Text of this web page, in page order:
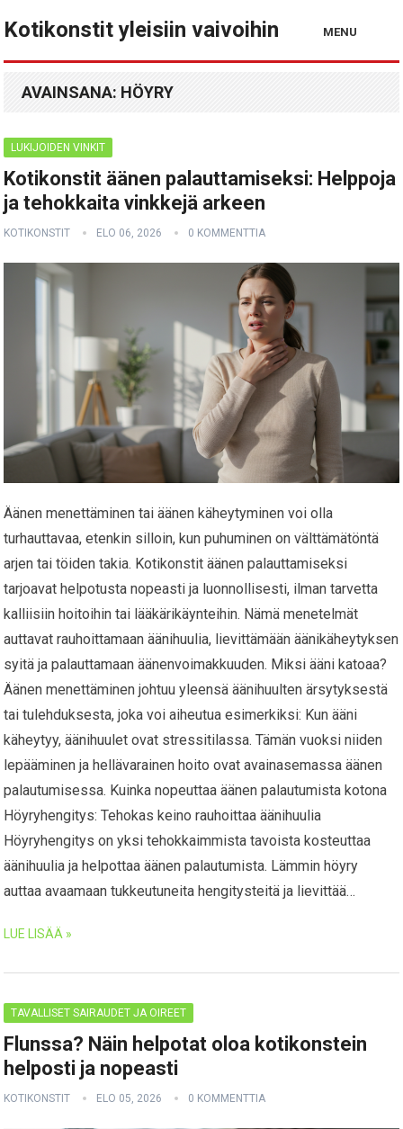
Kotikonstit yleisiin vaivoihin MENU
AVAINSANA: HÖYRY
LUKIJOIDEN VINKIT
Kotikonstit äänen palauttamiseksi: Helppoja
ja tehokkaita vinkkejä arkeen
KOTIKONSTIT ELO 06, 2026 0 KOMMENTTIA
Äänen menettäminen tai äänen käheytyminen voi olla
turhauttavaa, etenkin silloin, kun puhuminen on välttämätöntä
arjen tai töiden takia. Kotikonstit äänen palauttamiseksi
tarjoavat helpotusta nopeasti ja luonnollisesti, ilman tarvetta
kalliisiin hoitoihin tai lääkärikäynteihin. Nämä menetelmät
auttavat rauhoittamaan äänihuulia, lievittämään äänikäheytyksen
syitä ja palauttamaan äänenvoimakkuuden. Miksi ääni katoaa?
Äänen menettäminen johtuu yleensä äänihuulten ärsytyksestä
tai tulehduksesta, joka voi aiheutua esimerkiksi: Kun ääni
käheytyy, äänihuulet ovat stressitilassa. Tämän vuoksi niiden
lepääminen ja hellävarainen hoito ovat avainasemassa äänen
palautumisessa. Kuinka nopeuttaa äänen palautumista kotona
Höyryhengitys: Tehokas keino rauhoittaa äänihuulia
Höyryhengitys on yksi tehokkaimmista tavoista kosteuttaa
äänihuulia ja helpottaa äänen palautumista. Lämmin höyry
auttaa avaamaan tukkeutuneita hengitysteitä ja lievittää…
LUE LISÄÄ »
TAVALLISET SAIRAUDET JA OIREET
Flunssa? Näin helpotat oloa kotikonstein
helposti ja nopeasti
KOTIKONSTIT ELO 05, 2026 0 KOMMENTTIA